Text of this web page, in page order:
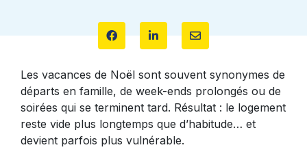
Les vacances de Noël sont souvent synonymes de
départs en famille, de week-ends prolongés ou de
soirées qui se terminent tard. Résultat : le logement
reste vide plus longtemps que d’habitude… et
devient parfois plus vulnérable.